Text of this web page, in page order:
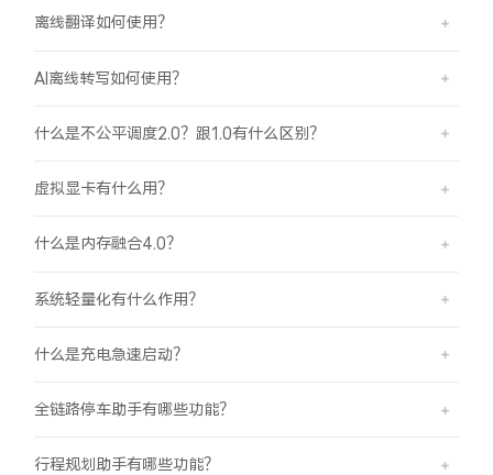
离线翻译如何使用？
AI离线转写如何使用？
什么是不公平调度2.0？跟1.0有什么区别？
虚拟显卡有什么用？
什么是内存融合4.0？
系统轻量化有什么作用？
什么是充电急速启动？
全链路停车助手有哪些功能？
行程规划助手有哪些功能？